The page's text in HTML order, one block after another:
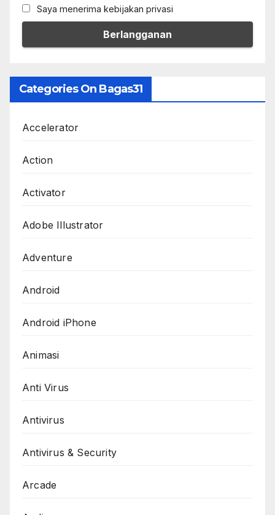
Saya menerima kebijakan privasi
Categories On Bagas31
Accelerator
Action
Activator
Adobe Illustrator
Adventure
Android
Android iPhone
Animasi
Anti Virus
Antivirus
Antivirus & Security
Arcade